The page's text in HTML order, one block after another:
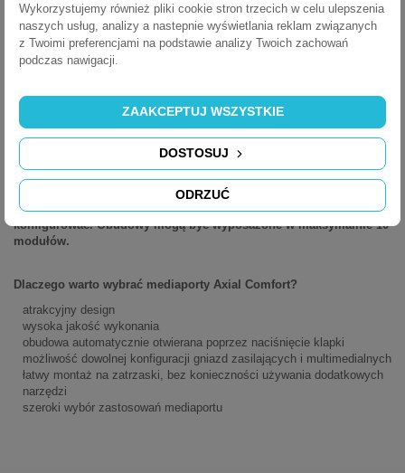
Zastosowanie:
biurka i blaty kuchenne
meble szkolne
Mediaporty AH Meyer Axial Comfort możemy dowolnie
konfigurować. Obudowy mogą być wyposażone w maksymalnie 10
modułów.
Dlaczego warto wybrać mediaporty Axial Comfort?
atrakcyjny design
wysoka jakość wykonania
obudowa automatycznie otwierana poprzez naciśnięcie klapki
możliwość dowolnej konfiguracji gniazd zasilających i multimedialnych
łatwy montaż na zatrzaski, bez konieczności używania dodatkowych
narzędzi
szeroki wybór zastosowań mediaportu
Wykorzystujemy również pliki cookie stron trzecich w celu ulepszenia
naszych usług, analizy a nastepnie wyświetlania reklam związanych
z Twoimi preferencjami na podstawie analizy Twoich zachowań
podczas nawigacji.
ODRZUĆ
DOSTOSUJ
ZAAKCEPTUJ WSZYSTKIE